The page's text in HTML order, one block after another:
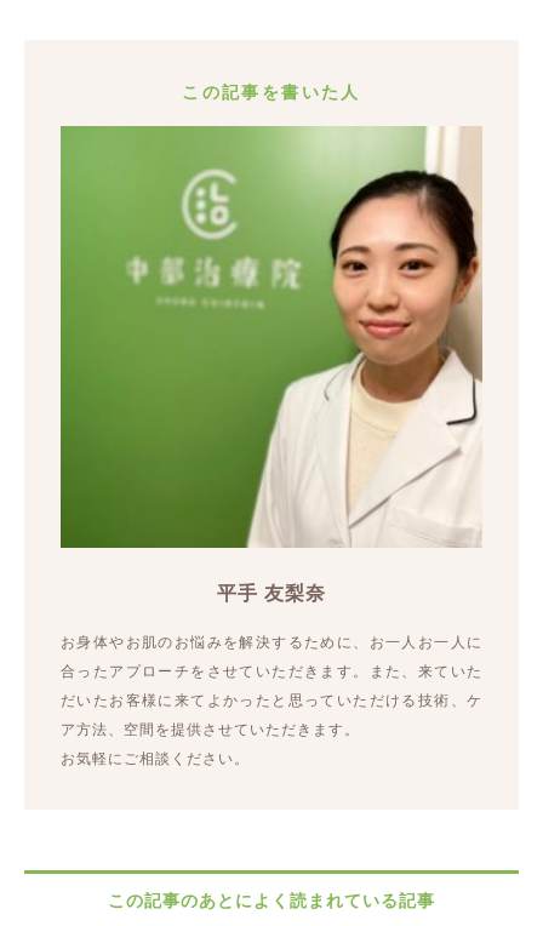
この記事を書いた人
平手 友梨奈
お身体やお肌のお悩みを解決するために、お一人お一人に
合ったアプローチをさせていただきます。また、来ていた
だいたお客様に来てよかったと思っていただける技術、ケ
ア方法、空間を提供させていただきます。
お気軽にご相談ください。
この記事のあとによく読まれている記事